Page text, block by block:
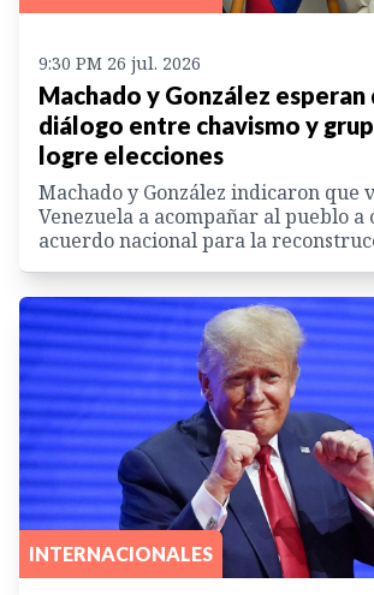
9:30 PM 26 jul. 2026
Machado y González esperan
diálogo entre chavismo y
logre elecciones
Machado y González indicaron que
Venezuela a acompañar al pueblo
acuerdo nacional para la
INTERNACIONALES